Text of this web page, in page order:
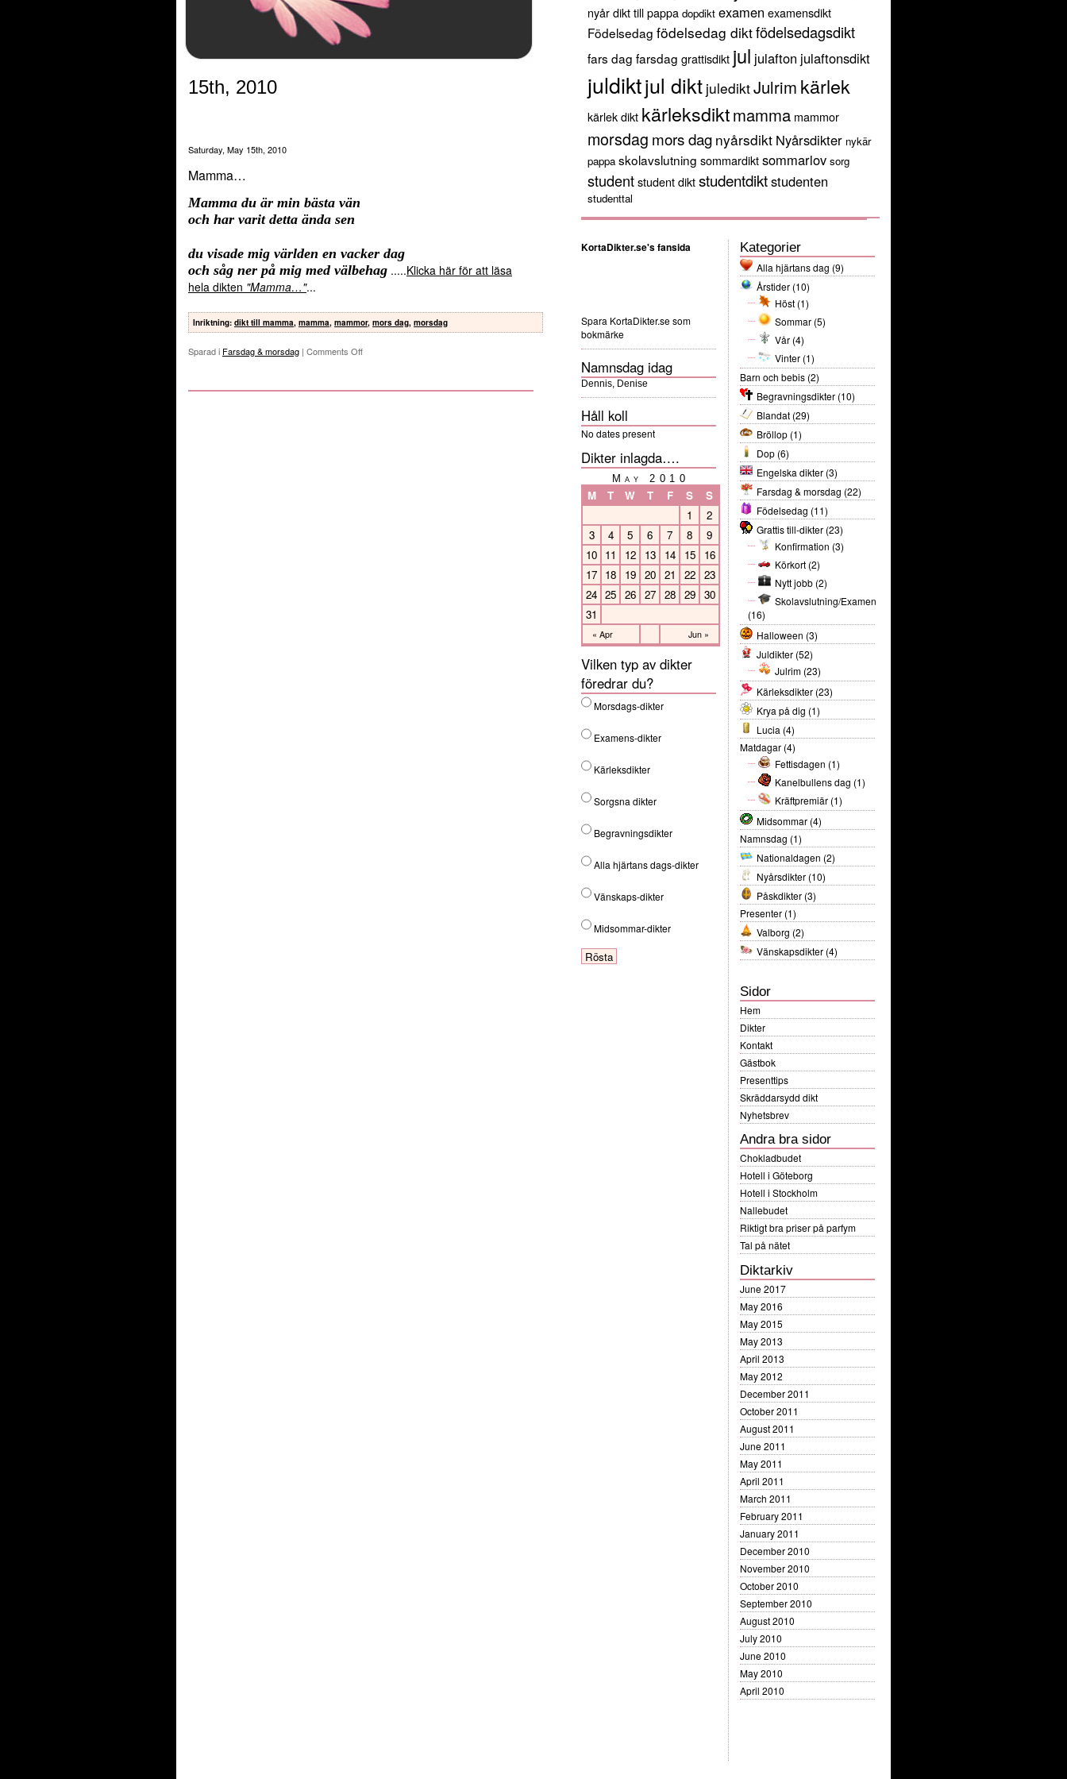
15th, 2010
Saturday, May 15th, 2010
Mamma…
Mamma du är min bästa vän
och har varit detta ända sen
du visade mig världen en vacker dag
och såg ner på mig med välbehag .....Klicka här för att läsa
hela dikten "Mamma…"...
Inriktning: dikt till mamma, mamma, mammor, mors dag, morsdag
Sparad i Farsdag & morsdag | Comments Off
nyårdikt till pappa dopdikt examen examensdikt
Födelsedag födelsedag diktfödelsedagsdikt
fars dag farsdag grattisdikt jul julafton julaftonsdikt
juldiktjul dikt julediktJulrim kärlek
kärlek dikt kärleksdiktmamma mammor
morsdag mors dag nyårsdikt Nyårsdikter nykär
pappa skolavslutning sommardiktsommarlov sorg
studentstudent diktstudentdiktstudenten
studenttal
Kategorier
Alla hjärtans dag (9)
Årstider (10)
Höst (1)
Sommar (5)
Vår (4)
Vinter (1)
Barn och bebis (2)
Begravningsdikter (10)
Blandat (29)
Bröllop (1)
Dop (6)
Engelska dikter (3)
Farsdag & morsdag (22)
Födelsedag (11)
Grattis till-dikter (23)
Konfirmation (3)
Körkort (2)
Nytt jobb (2)
Skolavslutning/Examen
(16)
Halloween (3)
Juldikter (52)
Julrim (23)
Kärleksdikter (23)
Krya på dig (1)
Lucia (4)
Matdagar (4)
Fettisdagen (1)
Kanelbullens dag (1)
Kräftpremiär (1)
Midsommar (4)
Namnsdag (1)
Nationaldagen (2)
Nyårsdikter (10)
Påskdikter (3)
Presenter (1)
Valborg (2)
Vänskapsdikter (4)
Sidor
Hem
Dikter
Kontakt
Gästbok
Presenttips
Skräddarsydd dikt
Nyhetsbrev
Andra bra sidor
Chokladbudet
Hotell i Göteborg
Hotell i Stockholm
Nallebudet
Riktigt bra priser på parfym
Tal på nätet
Diktarkiv
June 2017
May 2016
May 2015
May 2013
April 2013
May 2012
December 2011
October 2011
August 2011
June 2011
May 2011
April 2011
March 2011
February 2011
January 2011
December 2010
November 2010
October 2010
September 2010
August 2010
July 2010
June 2010
May 2010
April 2010
KortaDikter.se's fansida
Spara KortaDikter.se som
bokmärke
Namnsdag idag
Dennis, Denise
Håll koll
No dates present
Dikter inlagda….
May 2010
M T W T F S S
« Apr Jun »
1
2
3
4 5 6 7 8
9
10 11 12 13 14 15
16
17 18 19 20 21 22
23
24 25 26 27 28 29
30
31
Vilken typ av dikter
föredrar du?
Morsdags-dikter
Examens-dikter
Kärleksdikter
Sorgsna dikter
Begravningsdikter
Alla hjärtans dags-dikter
Vänskaps-dikter
Midsommar-dikter